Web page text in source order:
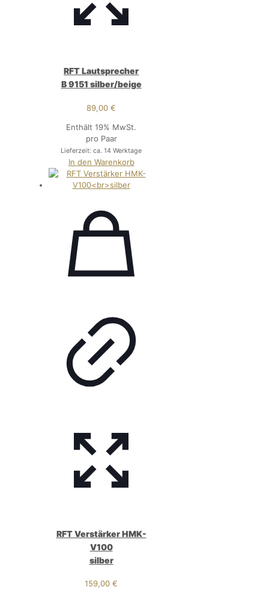
RFT Lautsprecher
B 9151 silber/beige
89,00€
Enthält 19% MwSt.
pro Paar
Lieferzeit: ca. 14 Werktage
In den Warenkorb
RFT Verstärker HMK-
V100
silber
159,00€